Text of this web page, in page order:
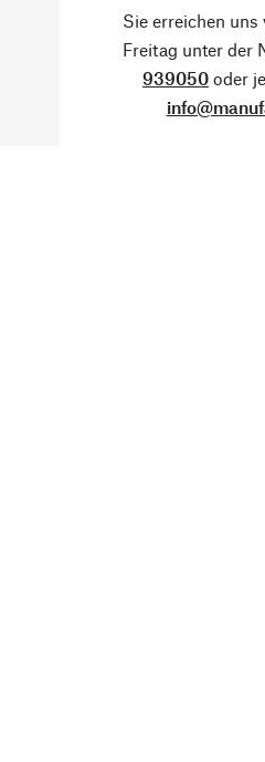
Sie erreichen
Freitag unter der
939050 oder